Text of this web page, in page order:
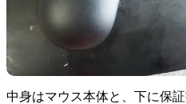
中身はマウス本体と、下に保